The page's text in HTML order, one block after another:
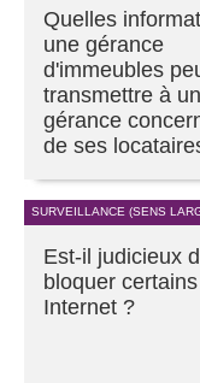
Quelles
une gérance
d'immeubles
transmettre à
gérance
de ses
SURVEILLANCE (SENS
Est-il judicieux
bloquer
Internet ?